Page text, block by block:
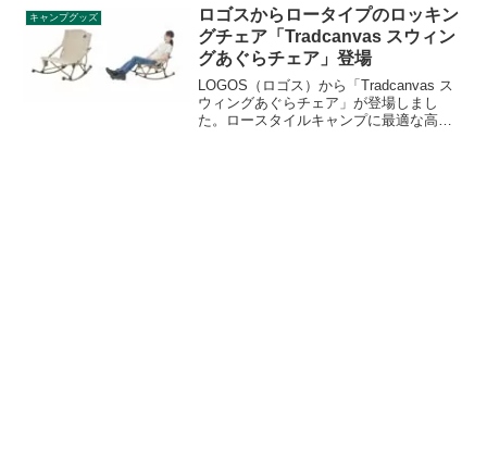
で簡単にロックでき、荷物をカゴから高
く持ち上げずに、スムーズに出し入れで
きます。詳細をレビューします。
キャンプグッズ
ロゴスからロータイプのロッキン
グチェア「Tradcanvas スウィン
グあぐらチェア」登場
LOGOS（ロゴス）から「Tradcanvas ス
ウィングあぐらチェア」が登場しまし
た。ロースタイルキャンプに最適な高さ